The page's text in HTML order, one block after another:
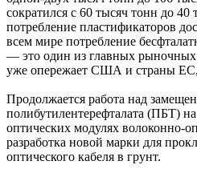
сократился с 60 тысяч тонн до
потребление пластификаторов
всем мире потребление
— это один из главных
уже опережает США и страны ЕС,
Продолжается работа над
полибутилентерефталата (ПБТ)
оптических модулях волоконно-
разработка новой марки для
оптического кабеля в грунт.